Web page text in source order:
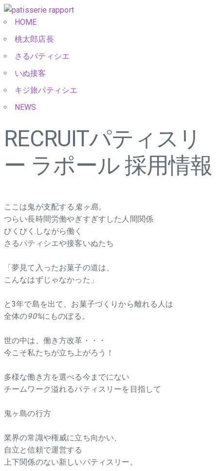
HOME
桃太郎店長
さるパティシエ
いぬ接客
キジ旅パティシエ
NEWS
RECRUITパティスリ
ー ラポール 採用情報
ここは鬼が支配する 鬼ヶ島。
つらい長時間労働やぎすぎすした人間関係
びくびくしながら働く
さるパティシエや接客いぬたち
「夢見て入ったお菓子の道は、
こんなはずじゃなかった」
と3年で島を出て、お菓子づくりから離れる人は
全体の90%にものぼる。
世の中は、働き方改革・・・
今こそ私たちが立ち上がろう！
多様な働き方を選べる今までにない
チームワーク溢れるパティスリーを目指して
鬼ヶ島の行方
業界の常識や権威に立ち向かい、
自立と信頼で運営する
上下関係のない新しいパティスリー。